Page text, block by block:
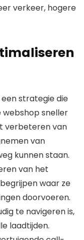
verkeer, hogere
strategie die
sneller
verbeteren van
van
kunnen staan.
van het
waar ze
doorvoeren.
te navigeren is,
laadtijden.